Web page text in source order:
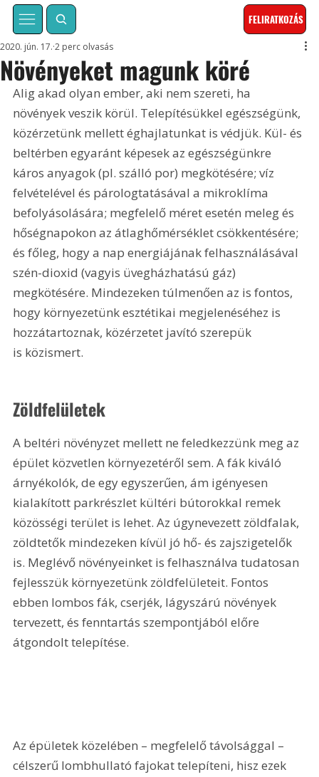
FELIRATKOZÁS
Növényeket magunk köré
2020. jún. 17. 2 perc olvasás
Alig akad olyan ember, aki nem szereti, ha
növények veszik körül. Telepítésükkel egészségünk,
közérzetünk mellett éghajlatunkat is védjük. Kül- és
beltérben egyaránt képesek az egészségünkre
káros anyagok (pl. szálló por) megkötésére; víz
felvételével és párologtatásával a mikroklíma
befolyásolására; megfelelő méret esetén meleg és
hőségnapokon az átlaghőmérséklet csökkentésére;
és főleg, hogy a nap energiájának felhasználásával
szén-dioxid (vagyis üvegházhatású gáz)
megkötésére. Mindezeken túlmenően az is fontos,
hogy környezetünk esztétikai megjelenéséhez is
hozzátartoznak, közérzetet javító szerepük
is közismert.
Zöldfelületek
A beltéri növényzet mellett ne feledkezzünk meg az
épület közvetlen környezetéről sem. A fák kiváló
árnyékolók, de egy egyszerűen, ám igényesen
kialakított parkrészlet kültéri bútorokkal remek
közösségi terület is lehet. Az úgynevezett zöldfalak,
zöldtetők mindezeken kívül jó hő- és zajszigetelők
is. Meglévő növényeinket is felhasználva tudatosan
fejlesszük környezetünk zöldfelületeit. Fontos
ebben lombos fák, cserjék, lágyszárú növények
tervezett, és fenntartás szempontjából előre
átgondolt telepítése.
Az épületek közelében – megfelelő távolsággal –
célszerű lombhullató fajokat telepíteni, hisz ezek